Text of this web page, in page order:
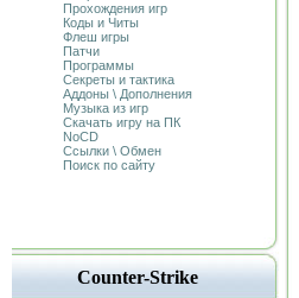
Прохождения игр
Коды и Читы
Флеш игры
Патчи
Программы
Секреты и тактика
Аддоны \ Дополнения
Музыка из игр
Скачать игру на ПК
NoCD
Ссылки \ Обмен
Поиск по сайту
Counter-Strike